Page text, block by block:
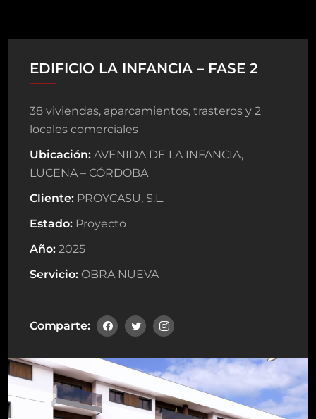
EDIFICIO LA INFANCIA – FASE 2
38 viviendas, aparcamientos, trasteros y 2
locales comerciales
Ubicación: AVENIDA DE LA INFANCIA,
LUCENA – CÓRDOBA
Cliente: PROYCASU, S.L.
Estado: Proyecto
Año: 2025
Servicio: OBRA NUEVA
Comparte: